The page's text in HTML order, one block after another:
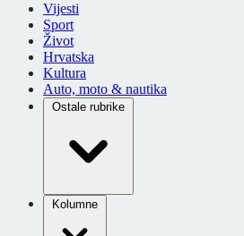
Vijesti
Sport
Život
Hrvatska
Kultura
Auto, moto & nautika
Ostale rubrike
Kolumne